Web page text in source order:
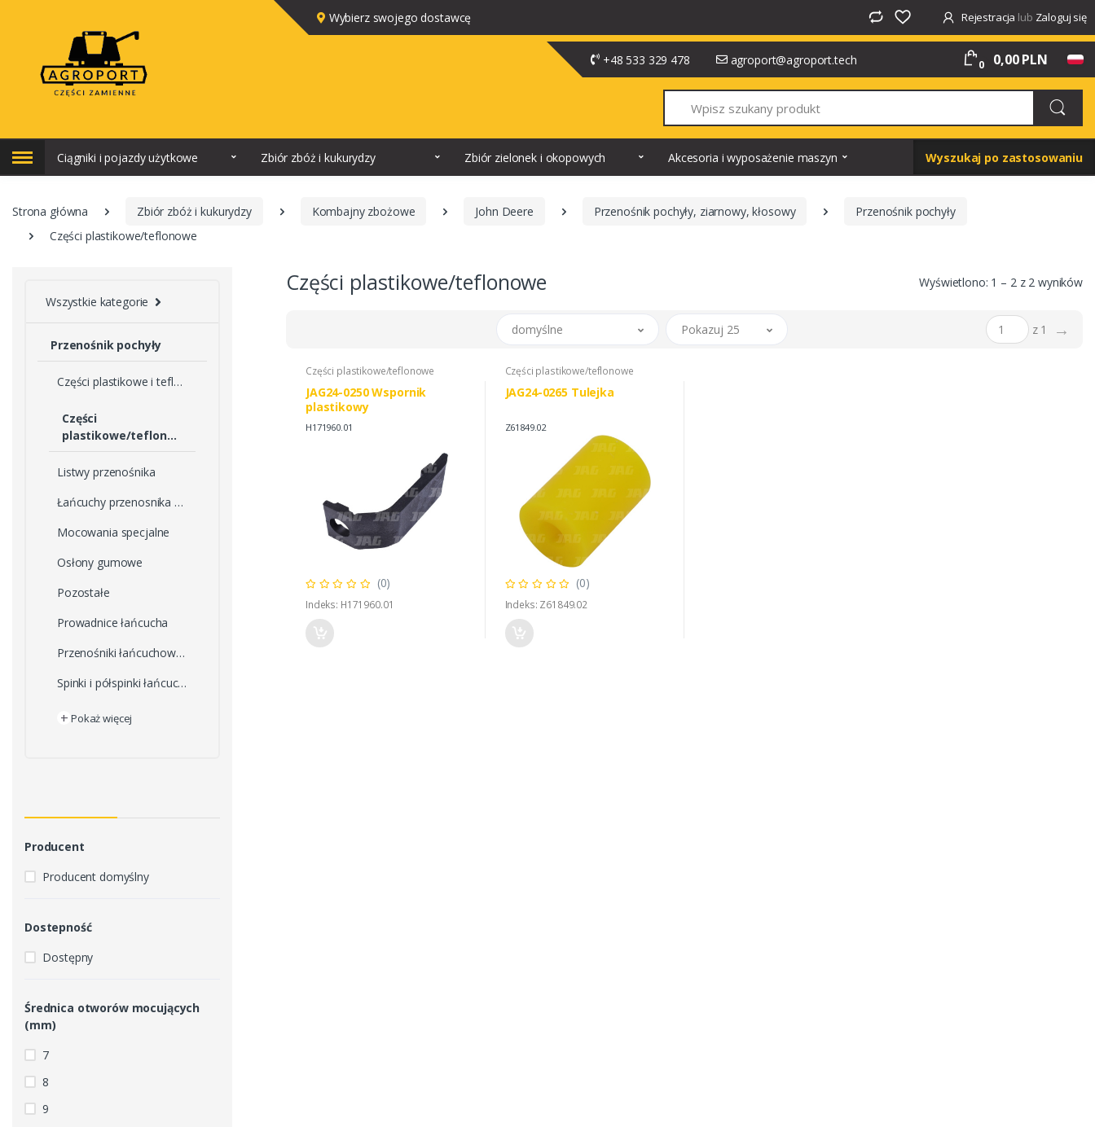
Wybierz swojego dostawcę Rejestracja lub Zaloguj się
+48 533 329 478 agroport@agroport.tech 0 0,00 PLN
Ciągniki i pojazdy użytkowe Zbiór zbóż i kukurydzy Zbiór zielonek i okopowych Akcesoria i wyposażenie maszyn Wyszukaj po zastosowaniu
Strona główna Zbiór zbóż i kukurydzy Kombajny zbożowe John Deere Przenośnik pochyły, ziarnowy, kłosowy
Przenośnik pochyły
Części plastikowe/teflonowe
Wszystkie kategorie
Przenośnik pochyły
Części plastikowe i teflonowe
Części
plastikowe/teflonowe
Listwy przenośnika
Łańcuchy przenosnika pochyłego
Mocowania specjalne
Osłony gumowe
Pozostałe
Prowadnice łańcucha
Przenośniki łańcuchowe kompletne
Spinki i półspinki łańcucha
+ Pokaż więcej
Producent
Producent domyślny
Dostepność
Dostępny
Średnica otworów mocujących
(mm)
7
8
9
Części plastikowe/teflonowe Wyświetlono: 1 – 2 z 2 wyników
domyślne Pokazuj 25 z 1 →
Części plastikowe/teflonowe
JAG24-0250 Wspornik
plastikowy
H171960.01
(0)
Indeks: H171960.01
Części plastikowe/teflonowe
JAG24-0265 Tulejka
Z61849.02
(0)
Indeks: Z61849.02